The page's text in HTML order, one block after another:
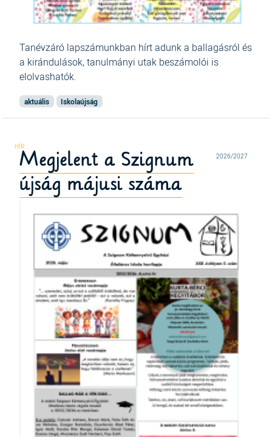
Tanévzáró lapszámunkban hírt adunk a ballagásról és
a kirándulások, tanulmányi utak beszámolói is
elolvashatók.
aktuális Iskolaújság
2026/2027
Megjelent a Szignum
újság májusi száma